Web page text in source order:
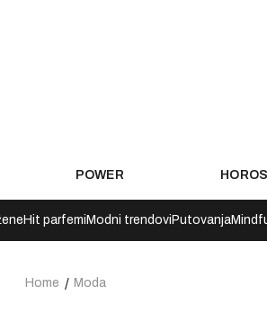
POWER
Hit parfemi Modni trendovi Putovanja
Home Moda